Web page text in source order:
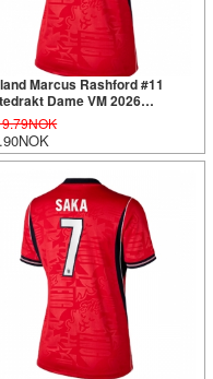
Marcus Rashford #11
Dame VM 2026